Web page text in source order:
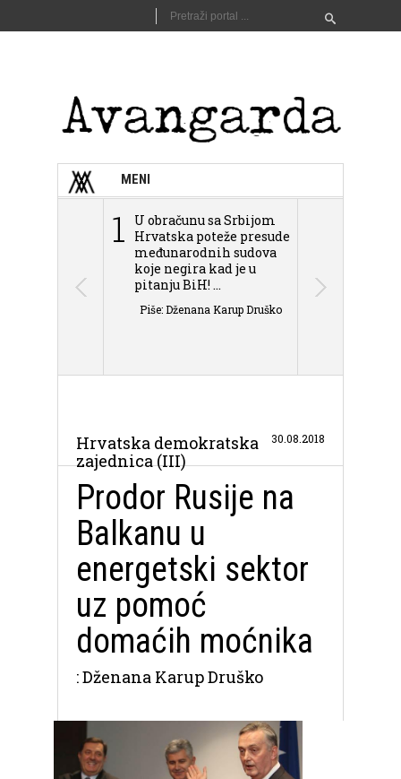
MENI
1
U obračunu sa Srbijom
Hrvatska poteže presude
međunarodnih sudova
koje negira kad je u
pitanju BiH! ...
Piše: Dženana Karup Druško
Hrvatska demokratska
zajednica (III)
30.08.2018
Prodor Rusije na
Balkanu u
energetski sektor
uz pomoć
domaćih moćnika
: Dženana Karup Druško